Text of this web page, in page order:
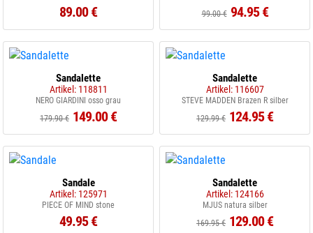
89.00 €
99.00 € 94.95 €
Sandalette
Artikel: 118811
NERO GIARDINI osso grau
179.90 € 149.00 €
Sandalette
Artikel: 116607
STEVE MADDEN Brazen R silber
129.99 € 124.95 €
Sandale
Artikel: 125971
PIECE OF MIND stone
49.95 €
Sandalette
Artikel: 124166
MJUS natura silber
169.95 € 129.00 €